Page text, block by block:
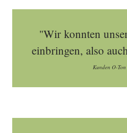
"Wir konnten
einbringen, also
Kunden O-Ton